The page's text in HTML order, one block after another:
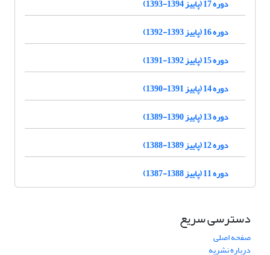
دوره 17 (پاییز 1394-1393)
دوره 16 (پاییز 1393-1392)
دوره 15 (پاییز 1392-1391)
دوره 14 (پاییز 1391-1390)
دوره 13 (پاییز 1390-1389)
دوره 12 (پاییز 1389-1388)
دوره 11 (پاییز 1388-1387)
دسترسی سریع
صفحه اصلی
درباره نشریه